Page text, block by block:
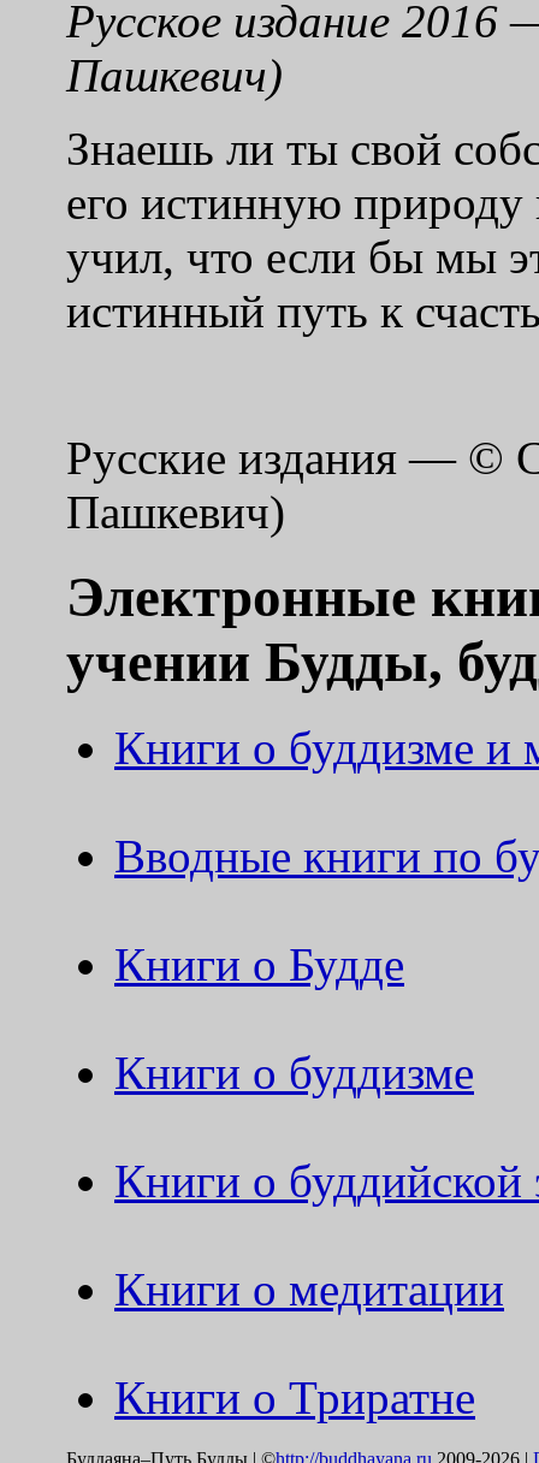
Русское издание
Пашкевич)
Знаешь ли ты свой
его истинную природу
учил, что если бы мы
истинный путь к
Русские издания — ©
Пашкевич)
Электронные
учении Будды,
Книги о буддизме и
Вводные книги по
Книги о Будде
Книги о буддизме
Книги о буддийской
Книги о медитации
Книги о Триратне
Буддаяна–Путь Будды | ©http://buddhayana.ru 2009-2026 |